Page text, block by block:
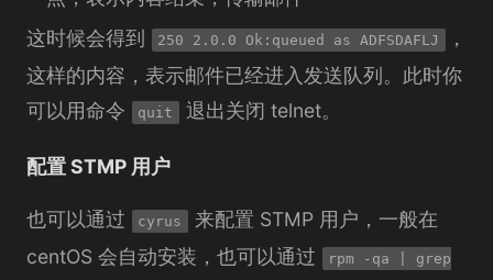
这时候会得到
250 2.0.0 Ok:queued as ADFSDAFLJ
，
这样的内容，表示邮件已经进入发送队列。此时你
可以用命令
quit 退出关闭 telnet。
配置 STMP 用户
也可以通过 cyrus
来配置 STMP 用户，一般在
centOS 会自动安装，也可以通过
rpm -qa | grep